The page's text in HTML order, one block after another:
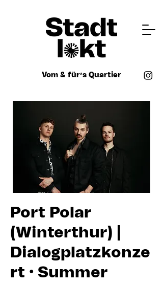
Vom & für’s Quartier
Port Polar
(Winterthur) |
Dialogplatzkonze
rt · Summer